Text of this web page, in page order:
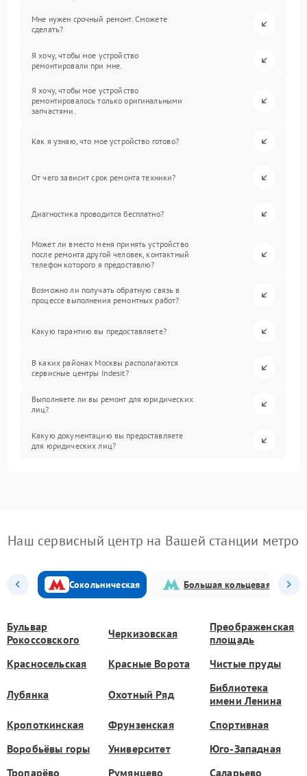
Мне нужен срочный ремонт. Сможете
сделать?
Я хочу, чтобы мое устройство
ремонтировали при мне.
Я хочу, чтобы мое устройство
ремонтировалось только оригинальными
запчастями.
Как я узнаю, что мое устройство готово?
От чего зависит срок ремонта техники?
Диагностика проводится бесплатно?
Может ли вместо меня принять устройство
после ремонта другой человек, контактный
телефон которого я предоставлю?
Возможно ли получать обратную связь в
процессе выполнения ремонтных работ?
Какую гарантию вы предоставляете?
В каких районах Москвы располагаются
сервисные центры Indesit?
Выполняете ли вы ремонт для юридических
лиц?
Какую документацию вы предоставляете
для юридических лиц?
Наш сервисный центр на Вашей станции метро
Сокольническая Большая кольцевая
Бульвар
Рокоссовского
Черкизовская
Преображенская
площадь
Красносельская
Красные Ворота Чистые пруды
Лубянка Охотный Ряд
Библиотека
имени Ленина
Кропоткинская
Фрунзенская
Спортивная
Воробьёвы горы
Университет
Юго-Западная
Тропарёво
Румянцево Саларьево